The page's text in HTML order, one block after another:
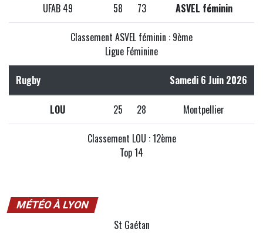
UFAB 49 58 73 ASVEL féminin
Classement ASVEL féminin : 9ème
Ligue Féminine
Rugby Samedi 6 Juin 2026
LOU 25 28 Montpellier
Classement LOU : 12ème
Top 14
MÉTÉO À LYON
St Gaétan